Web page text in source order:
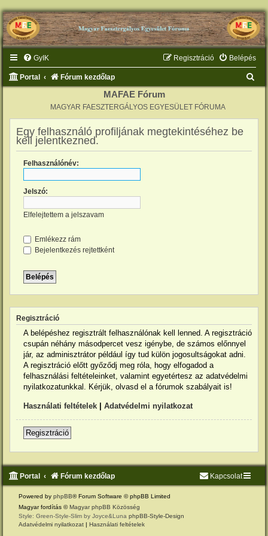
GyIK Belépés
Regisztráció
Portal Fórum kezdőlap
MAFAE Fórum
MAGYAR FAESZTERGÁLYOS EGYESÜLET FÓRUMA
Egy felhasználó profiljának megtekintéséhez be
kell jelentkezned.
Felhasználónév:
Jelszó:
Elfelejtettem a jelszavam
Emlékezz rám
Bejelentkezés rejtettként
Regisztráció
A belépéshez regisztrált felhasználónak kell lenned. A regisztráció
csupán néhány másodpercet vesz igénybe, de számos előnnyel
jár, az adminisztrátor például így tud külön jogosultságokat adni.
A regisztráció előtt győződj meg róla, hogy elfogadod a
felhasználási feltételeinket, valamint egyetértesz az adatvédelmi
nyilatkozatunkkal. Kérjük, olvasd el a fórumok szabályait is!
Használati feltételek | Adatvédelmi nyilatkozat
Regisztráció
Portal Fórum kezdőlap Kapcsolat
Powered by phpBB® Forum Software © phpBB Limited
Magyar fordítás ©Magyar phpBB Közösség
Style: Green-Style-Slim by Joyce&Luna phpBB-Style-Design
Adatvédelmi nyilatkozat | Használati feltételek